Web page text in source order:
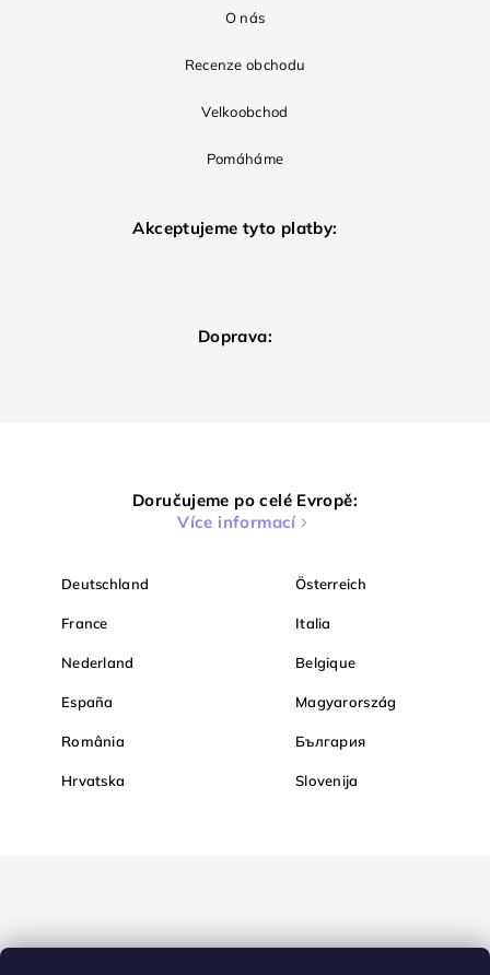
O nás
Recenze obchodu
Velkoobchod
Pomáháme
Akceptujeme tyto platby:
Doprava:
Doručujeme po celé Evropě:
Více informací
Deutschland Österreich
France Italia
Nederland Belgique
España Magyarország
România България
Hrvatska Slovenija